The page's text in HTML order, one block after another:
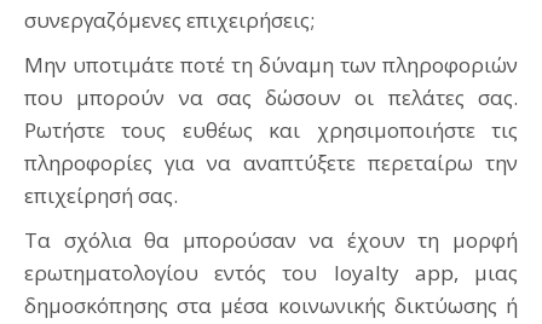
συνεργαζόμενες επιχειρήσεις;
Μην υποτιμάτε ποτέ τη δύναμη των πληροφοριών
που μπορούν να σας δώσουν οι πελάτες σας.
Ρωτήστε τους ευθέως και χρησιμοποιήστε τις
πληροφορίες για να αναπτύξετε περεταίρω την
επιχείρησή σας.
Τα σχόλια θα μπορούσαν να έχουν τη μορφή
ερωτηματολογίου εντός του loyalty app, μιας
δημοσκόπησης στα μέσα κοινωνικής δικτύωσης ή